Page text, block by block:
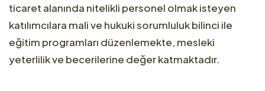
ticaret alanında nitelikli personel olmak isteyen
katılımcılara mali ve hukuki sorumluluk bilinci ile
eğitim programları düzenlemekte, mesleki
yeterlilik ve becerilerine değer katmaktadır.